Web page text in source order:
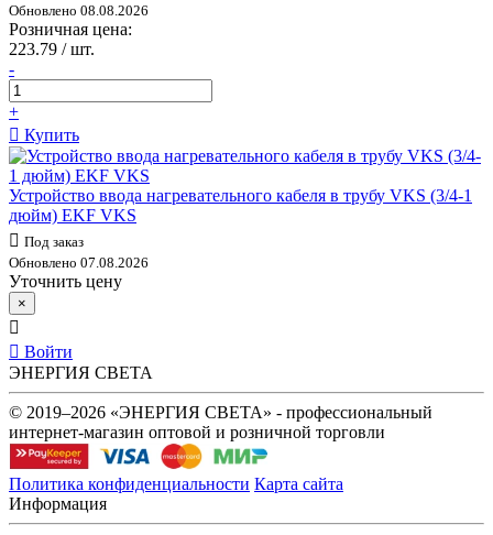
Обновлено 08.08.2026
Розничная цена:
223.79 / шт.
-
+
Купить
Устройство ввода нагревательного кабеля в трубу VKS (3/4-1
дюйм) EKF VKS
Под заказ
Обновлено 07.08.2026
Уточнить цену
×
Войти
ЭНЕРГИЯ СВЕТА
© 2019–2026 «ЭНЕРГИЯ СВЕТА» - профессиональный
интернет-магазин оптовой и розничной торговли
Политика конфиденциальности Карта сайта
Информация